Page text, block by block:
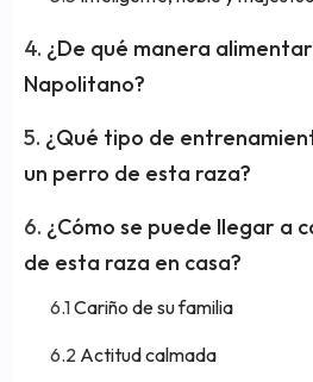
¿De qué manera
Napolitano?
¿Qué tipo de
un perro de esta raza?
¿Cómo se puede llegar a
de esta raza en casa?
Cariño de su familia
Actitud calmada